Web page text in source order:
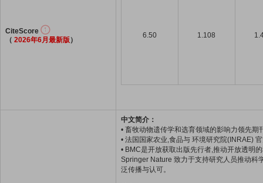
CiteScore
（ 2026年6月最新版）
6.50 1.108
中文简介：
• 畜牧动物遗传学和选育领域的影响力领先期
• 法国国家农业,食品与 环境研究院(INRAE)
• BMC是开放获取出版先行者,推动开放透明
Springer Nature 致力于支持研究人员推动科
泛传播与认可。